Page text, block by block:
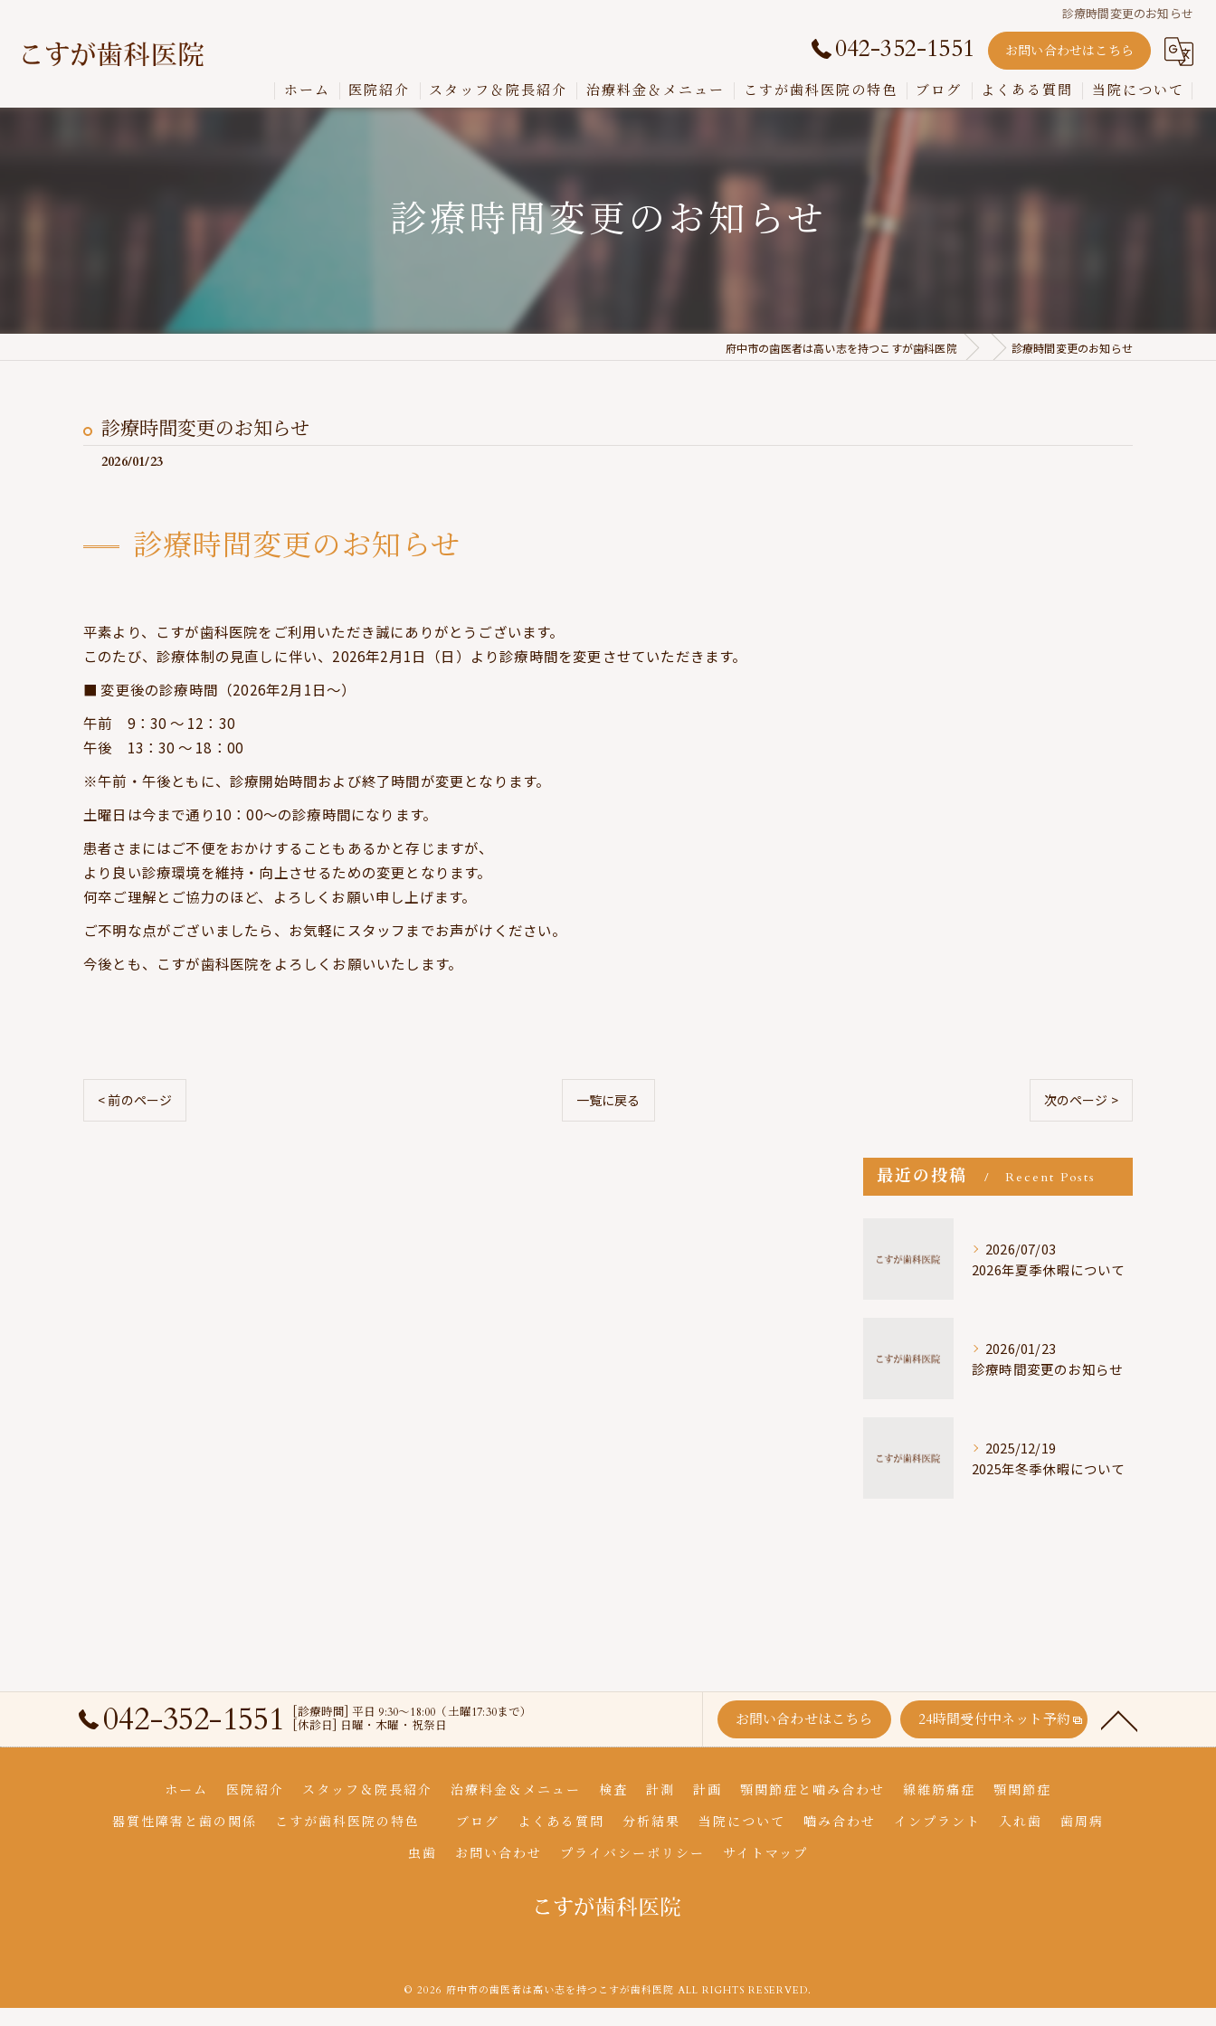
診療時間変更のお知らせ
042-352-1551 お問い合わせはこちら
ホーム 医院紹介 スタッフ＆院長紹介 治療料金＆メニュー こすが歯科医院の特色 ブログ よくある質問 当院について
診療時間変更のお知らせ
府中市の歯医者は高い志を持つこすが歯科医院 診療時間変更のお知らせ
診療時間変更のお知らせ
2026/01/23
診療時間変更のお知らせ
平素より、こすが歯科医院をご利用いただき誠にありがとうございます。
このたび、診療体制の見直しに伴い、2026年2月1日（日）より診療時間を変更させていただきます。
■ 変更後の診療時間（2026年2月1日～）
午前 9：30 ～ 12：30
午後 13：30 ～ 18：00
※午前・午後ともに、診療開始時間および終了時間が変更となります。
土曜日は今まで通り10：00～の診療時間になります。
患者さまにはご不便をおかけすることもあるかと存じますが、
より良い診療環境を維持・向上させるための変更となります。
何卒ご理解とご協力のほど、よろしくお願い申し上げます。
ご不明な点がございましたら、お気軽にスタッフまでお声がけください。
今後とも、こすが歯科医院をよろしくお願いいたします。
< 前のページ 一覧に戻る 次のページ >
最近の投稿 Recent Posts
2026/07/03
2026年夏季休暇について
2026/01/23
診療時間変更のお知らせ
2025/12/19
2025年冬季休暇について
042-352-1551
[診療時間] 平日 9:30～18:00（土曜17:30まで）
[休診日] 日曜・木曜・祝祭日
お問い合わせはこちら 24時間受付中ネット予約
ホーム 医院紹介 スタッフ＆院長紹介 治療料金＆メニュー 検査 計測 計画 顎関節症と噛み合わせ 線維筋痛症
顎関節症
器質性障害と歯の関係
こすが歯科医院の特色 ブログ よくある質問 分析結果 当院について 嚙み合わせ インプラント 入れ歯
歯周病
虫歯
お問い合わせ プライバシーポリシー サイトマップ
© 2026 府中市の歯医者は高い志を持つこすが歯科医院 ALL RIGHTS RESERVED.